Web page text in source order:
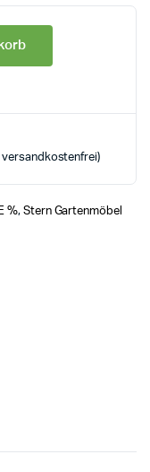
versandkostenfrei)
%, Stern Gartenmöbel